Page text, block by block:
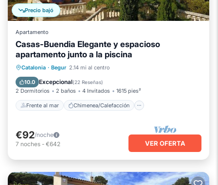
Precio bajó
Apartamento
Casas-Buendia Elegante y espacioso
apartamento junto a la piscina
Catalonia · Begur 2.14 mi al centro
10.0 Excepcional(22 Reseñas)
2 Dormitorios 2 baños 4 Invitados 1615 pies²
Frente al mar Chimenea/Calefacción
Frente al mar
Chimenea/Calefacción
Vista al mar
Balcón/Terraza
€92/noche
7 noches - €642 VER OFERTA